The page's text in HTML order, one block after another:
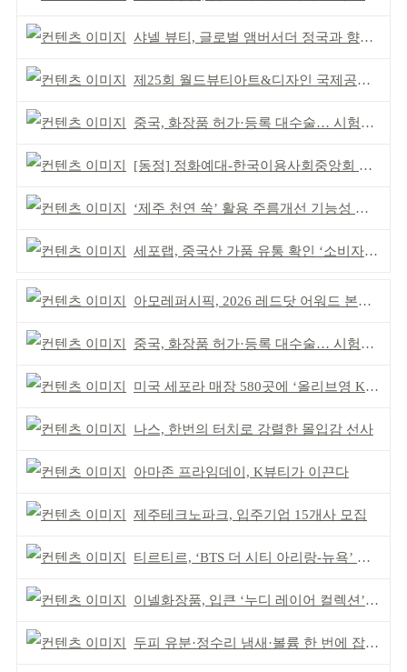
샤넬 뷰티, 글로벌 앰버서더 정국과 향수 캠페인 공개
제25회 월드뷰티아트&디자인 국제공모전 시상식 성황
중국, 화장품 허가·등록 대수술… 시험자료 공용 허용
[동정] 정화예대-한국이용사회중앙회 업무협약
‘제주 천연 쑥’ 활용 주름개선 기능성 식약처 심사 통과
세포랩, 중국산 가품 유통 확인 ‘소비자 주의’ 당부
아모레퍼시픽, 2026 레드닷 어워드 본상 2개 수상
중국, 화장품 허가·등록 대수술… 시험자료 공용 허용
미국 세포라 매장 580곳에 ‘올리브영 K뷰티에딧’ 론칭
나스, 한번의 터치로 강렬한 몰입감 선사
아마존 프라임데이, K뷰티가 이끈다
제주테크노파크, 입주기업 15개사 모집
티르티르, ‘BTS 더 시티 아리랑-뉴욕’ 참여
이넬화장품, 입큰 ‘누디 레이어 컬렉션’ 출시
두피 유분·정수리 냄새·볼륨 한 번에 잡는다